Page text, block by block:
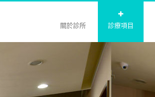
關於診所 診療項目